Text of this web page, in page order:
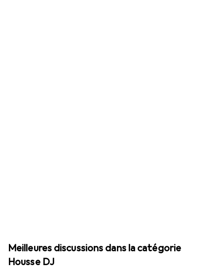
Meilleures discussions dans la catégorie
Housse DJ